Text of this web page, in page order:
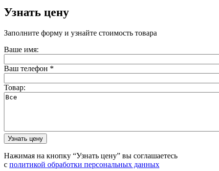
Узнать цену
Заполните форму и узнайте стоимость товара
Ваше имя:
Ваш телефон *
Товар:
Нажимая на кнопку “Узнать цену” вы соглашаетесь
с политикой обработки персональных данных